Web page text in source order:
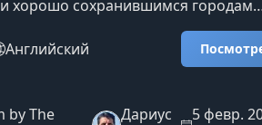
хорошо сохранившимся городам
улица, башня и рыночная
историю многовековой жизни.Что
проведёт вас через 12
их расцвет и ежедневную
Английский
by The
Дариус
5 февр.